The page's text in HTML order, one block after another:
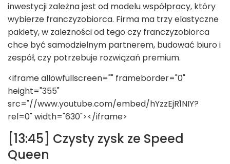
inwestycji zależna jest od modelu współpracy, który
wybierze franczyzobiorca. Firma ma trzy elastyczne
pakiety, w zależności od tego czy franczyzobiorca
chce być samodzielnym partnerem, budować biuro i
zespół, czy potrzebuje rozwiązań premium.
<iframe allowfullscreen="" frameborder="0"
height="355"
src="//www.youtube.com/embed/hYzzEjR1NIY?
rel=0" width="630"></iframe>
[13:45] Czysty zysk ze Speed
Queen